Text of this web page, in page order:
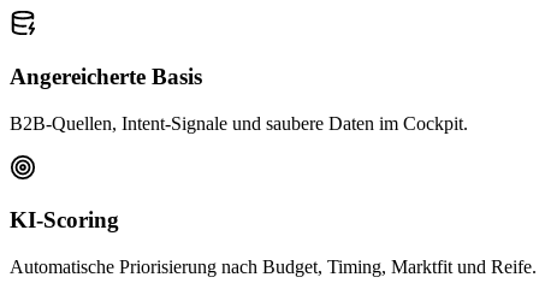
Angereicherte Basis
B2B-Quellen, Intent-Signale und saubere Daten im Cockpit.
KI-Scoring
Automatische Priorisierung nach Budget, Timing, Marktfit und Reife.